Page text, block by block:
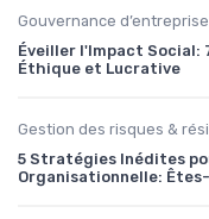
Gouvernance d’entreprise
Éveiller l'Impact Social:
Éthique et Lucrative
Gestion des risques &
5 Stratégies Inédites
Organisationnelle: